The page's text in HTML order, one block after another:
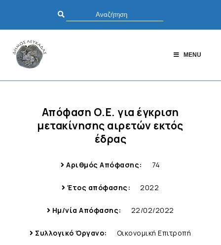
MENU
Απόφαση Ο.Ε. για έγκριση
μετακίνησης αιρετών εκτός
έδρας
Αριθμός Απόφασης: 74
Έτος απόφασης: 2022
Ημ/νία Απόφασης: 22/02/2022
Συλλογικό Όργανο: Οικονομική Επιτροπή